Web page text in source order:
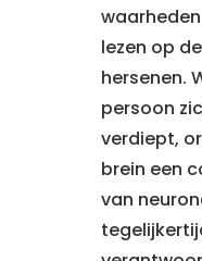
lezen op
hersenen.
persoon
verdiept,
brein een
van